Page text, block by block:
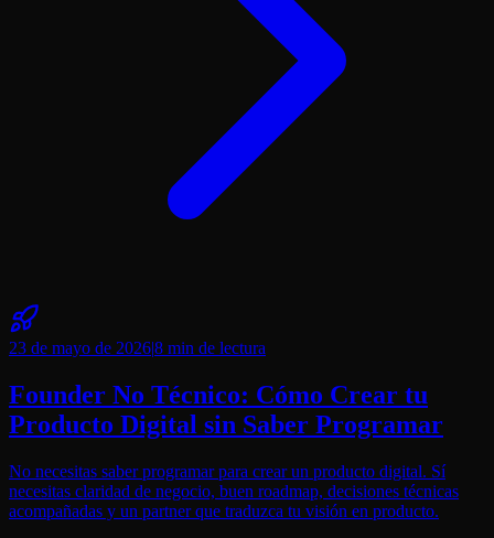
23 de mayo de 2026|8 min de lectura
Founder No Técnico: Cómo Crear tu
Producto Digital sin Saber Programar
No necesitas saber programar para crear un producto digital. Sí
necesitas claridad de negocio, buen roadmap, decisiones técnicas
acompañadas y un partner que traduzca tu visión en producto.